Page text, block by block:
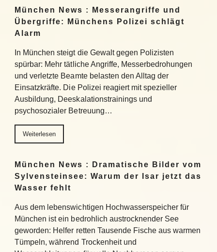
München News : Messerangriffe und
Übergriffe: Münchens Polizei schlägt
Alarm
In München steigt die Gewalt gegen Polizisten
spürbar: Mehr tätliche Angriffe, Messerbedrohungen
und verletzte Beamte belasten den Alltag der
Einsatzkräfte. Die Polizei reagiert mit spezieller
Ausbildung, Deeskalationstrainings und
psychosozialer Betreuung…
Weiterlesen
München News : Dramatische Bilder vom
Sylvensteinsee: Warum der Isar jetzt das
Wasser fehlt
Aus dem lebenswichtigen Hochwasserspeicher für
München ist ein bedrohlich austrocknender See
geworden: Helfer retten Tausende Fische aus warmen
Tümpeln, während Trockenheit und